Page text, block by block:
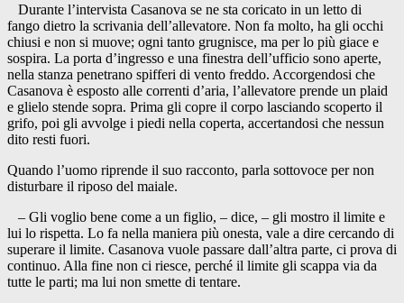
Durante l’intervista Casanova se ne sta coricato in un letto di
fango dietro la scrivania dell’allevatore. Non fa molto, ha gli occhi
chiusi e non si muove; ogni tanto grugnisce, ma per lo più giace e
sospira. La porta d’ingresso e una finestra dell’ufficio sono aperte,
nella stanza penetrano spifferi di vento freddo. Accorgendosi che
Casanova è esposto alle correnti d’aria, l’allevatore prende un plaid
e glielo stende sopra. Prima gli copre il corpo lasciando scoperto il
grifo, poi gli avvolge i piedi nella coperta, accertandosi che nessun
dito resti fuori.
Quando l’uomo riprende il suo racconto, parla sottovoce per non
disturbare il riposo del maiale.
– Gli voglio bene come a un figlio, – dice, – gli mostro il limite e
lui lo rispetta. Lo fa nella maniera più onesta, vale a dire cercando di
superare il limite. Casanova vuole passare dall’altra parte, ci prova di
continuo. Alla fine non ci riesce, perché il limite gli scappa via da
tutte le parti; ma lui non smette di tentare.